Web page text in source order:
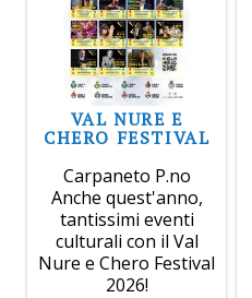
VAL NURE E
CHERO FESTIVAL
Carpaneto P.no
Anche quest'anno,
tantissimi eventi
culturali con il Val
Nure e Chero Festival
2026!